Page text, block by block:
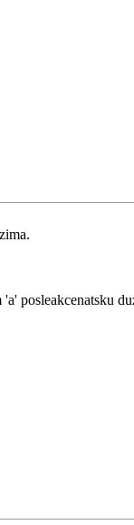
posleakcenatsku